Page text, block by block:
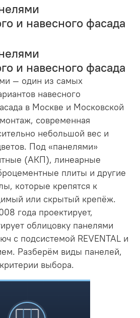
и навесного фасада
и навесного фасада
— один из самых
навесного
в Москве и Московской
современная
небольшой вес и
Под «панелями»
(АКП), линеарные
плиты и другие
которые крепятся к
или скрытый крепёж.
года проектирует,
облицовку панелями
с подсистемой REVENTAL и
Разберём виды панелей,
выбора.